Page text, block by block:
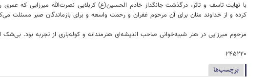
با نهایت تاسف و تاثر، درگذشت جانگداز خادم الحسین(ع) کربلایی نصرت‌الله میرزایی که
کرده و از خداوند منان برای آن مرحوم غفران و رحمت واسعه و برای بازماندگان صبر مسئلت
مرحوم میرزایی در هنر شبیه‌خوانی صاحب اندیشه‌ای هنرمندانه و کوله‌باری از تجربه بود.
۲۴۵۲۲۰
برچسب‌ها